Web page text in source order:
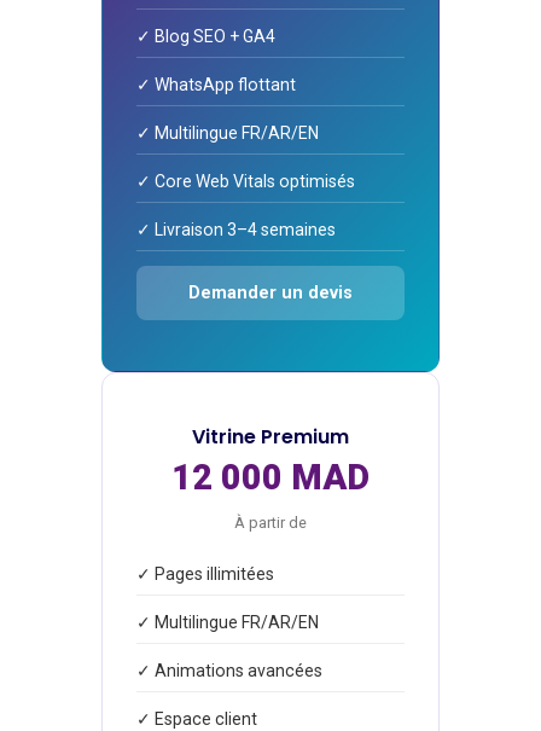
✓ Blog SEO + GA4
✓ WhatsApp flottant
✓ Multilingue FR/AR/EN
✓ Core Web Vitals optimisés
✓ Livraison 3–4 semaines
Demander un devis
Vitrine Premium
12 000 MAD
À partir de
✓ Pages illimitées
✓ Multilingue FR/AR/EN
✓ Animations avancées
✓ Espace client